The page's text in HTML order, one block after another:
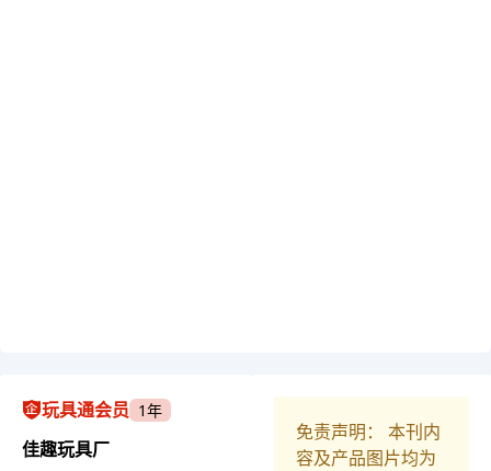
玩具通会员 1年
佳趣玩具厂
免责声明： 本刊内
容及产品图片均为